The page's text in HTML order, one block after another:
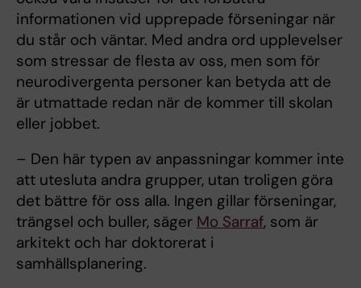
informationen vid upprepade förseningar när
du står och väntar. Med andra ord upplevelser
som stressar de flesta av oss, men som för
neurodivergenta personer kan betyda att de
är utmattade redan när de kommer till skolan
eller jobbet.
– Den här typen av anpassningar kommer inte
att utesluta andra grupper, utan troligen göra
det bättre för oss alla. Ingen gillar förseningar,
trängsel och buller, säger Mo Sarraf, som är
arkitekt och har doktorerat i
samhällsplanering.